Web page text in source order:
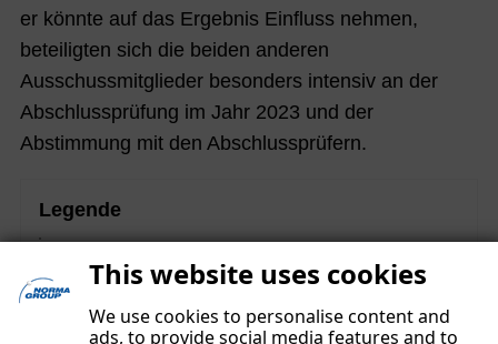
This website uses cookies
We use cookies to personalise content and
ads, to provide social media features and to
er könnte auf das Ergebnis Einfluss nehmen,
beteiligten sich die beiden anderen
Ausschussmitglieder besonders intensiv an der
Abschlussprüfung im Jahr 2023 und der
Abstimmung mit den Abschlussprüfern.
Legende
Konzernberichts und unterlagen einer gesonderten
Prüfung mit begrenzter Sicherheit („limited assurance“).